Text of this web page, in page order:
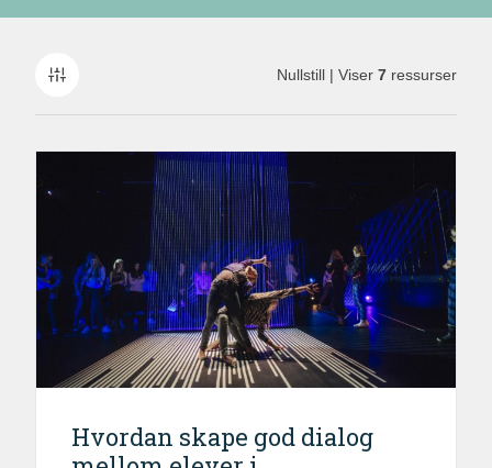
Nullstill | Viser 7 ressurser
Hvordan skape god dialog